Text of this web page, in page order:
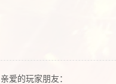
亲爱的玩家朋友：